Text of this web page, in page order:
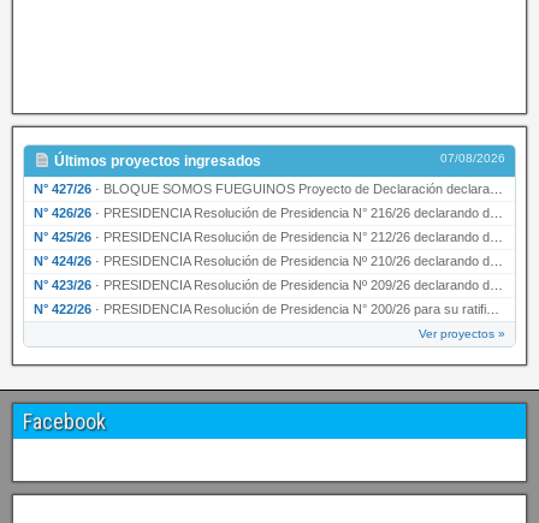
Últimos proyectos ingresados 07/08/2026
N° 427/26 · BLOQUE SOMOS FUEGUINOS Proyecto de Declaración declarando de interés provincial PRESIDENCI…
N° 426/26 · PRESIDENCIA Resolución de Presidencia N° 216/26 declarando de interés provincial la labor …
N° 425/26 · PRESIDENCIA Resolución de Presidencia N° 212/26 declarando de interés provincial el “50° A…
N° 424/26 · PRESIDENCIA Resolución de Presidencia Nº 210/26 declarando de interés provincial el proyec…
N° 423/26 · PRESIDENCIA Resolución de Presidencia Nº 209/26 declarando de interés provincial la presen…
N° 422/26 · PRESIDENCIA Resolución de Presidencia N° 200/26 para su ratificación.
Ver proyectos »
Facebook